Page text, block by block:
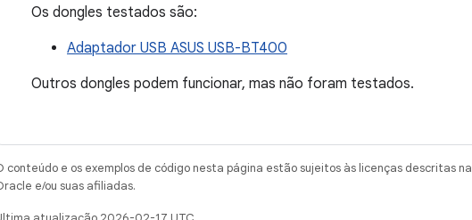
Os dongles testados são:
Adaptador USB ASUS USB-BT400
Outros dongles podem funcionar, mas não foram testados.
conteúdo e os exemplos de código nesta página estão sujeitos às licenças descritas na
e/ou suas afiliadas.